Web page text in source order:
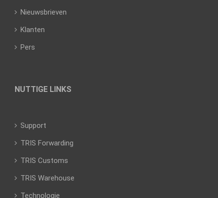
Nieuwsbrieven
Klanten
Pers
NUTTIGE LINKS
Support
TRIS Forwarding
TRIS Customs
TRIS Warehouse
Technologie